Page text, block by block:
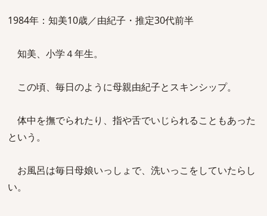
1984年：知美10歳／由紀子・推定30代前半
知美、小学４年生。
この頃、毎日のように母親由紀子とスキンシップ。
体中を撫でられたり、指や舌でいじられることもあった
という。
お風呂は毎日母娘いっしょで、洗いっこをしていたらし
い。